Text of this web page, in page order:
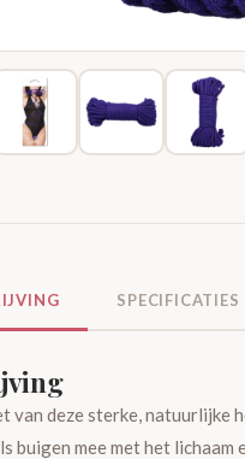
SPECIFICATIES
van deze sterke, natuurlijke
buigen mee met het